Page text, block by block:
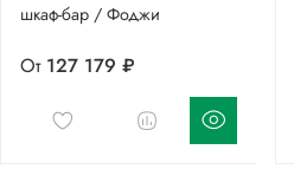
шкаф-бар / Фоджи
От 127 179 ₽